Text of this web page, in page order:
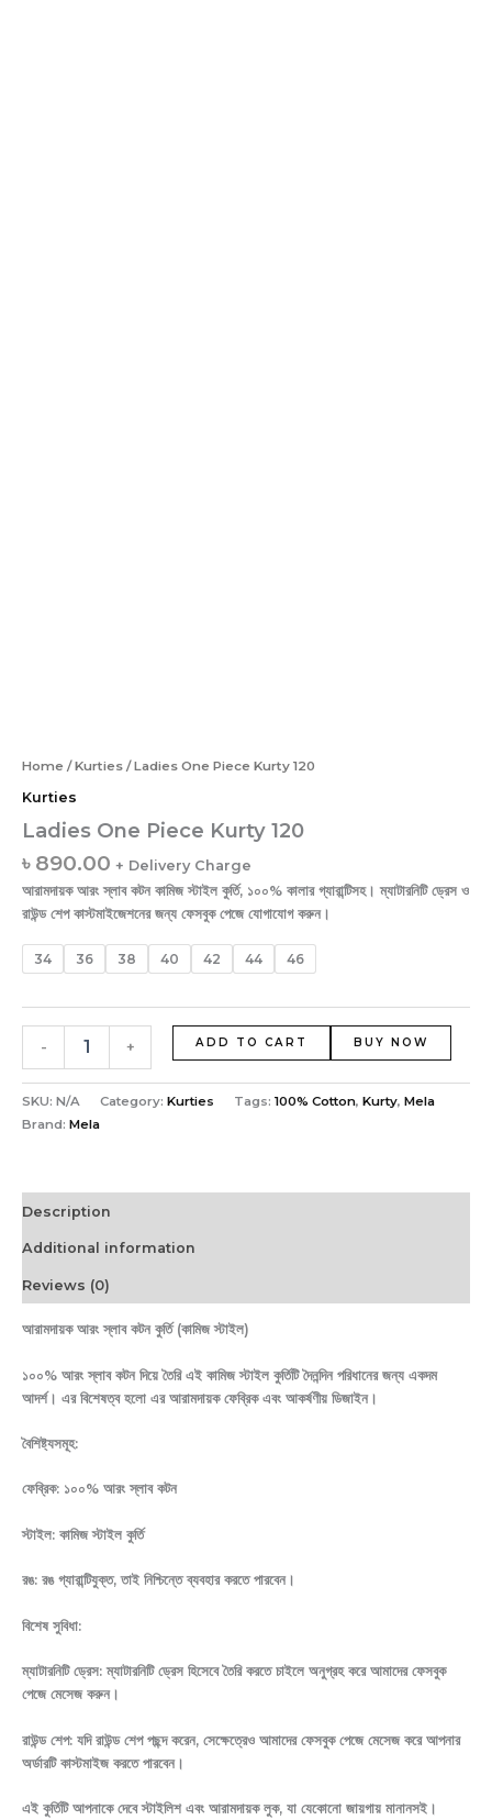
Home /Kurties / Ladies One Piece Kurty 120
Kurties
Ladies One Piece Kurty 120
৳ 890.00 + Delivery Charge
আরামদায়ক আরং স্লাব কটন কামিজ স্টাইল কুর্তি, ১০০% কালার গ্যারান্টিসহ। ম্যাটারনিটি ড্রেস ও
রাউন্ড শেপ কাস্টমাইজেশনের জন্য ফেসবুক পেজে যোগাযোগ করুন।
34 36 38 40 42 44 46
- + ADD TO CART BUY NOW
SKU: N/A Category: Kurties Tags: 100% Cotton, Kurty, Mela
Brand: Mela
Description
Additional information
Reviews (0)
আরামদায়ক আরং স্লাব কটন কুর্তি (কামিজ স্টাইল)
১০০% আরং স্লাব কটন দিয়ে তৈরি এই কামিজ স্টাইল কুর্তিটি দৈনন্দিন পরিধানের জন্য একদম
আদর্শ। এর বিশেষত্ব হলো এর আরামদায়ক ফেব্রিক এবং আকর্ষণীয় ডিজাইন।
বৈশিষ্ট্যসমূহ:
ফেব্রিক: ১০০% আরং স্লাব কটন
স্টাইল: কামিজ স্টাইল কুর্তি
রঙ: রঙ গ্যারান্টিযুক্ত, তাই নিশ্চিন্তে ব্যবহার করতে পারবেন।
বিশেষ সুবিধা:
ম্যাটারনিটি ড্রেস: ম্যাটারনিটি ড্রেস হিসেবে তৈরি করতে চাইলে অনুগ্রহ করে আমাদের ফেসবুক
পেজে মেসেজ করুন।
রাউন্ড শেপ: যদি রাউন্ড শেপ পছন্দ করেন, সেক্ষেত্রেও আমাদের ফেসবুক পেজে মেসেজ করে আপনার
অর্ডারটি কাস্টমাইজ করতে পারবেন।
এই কুর্তিটি আপনাকে দেবে স্টাইলিশ এবং আরামদায়ক লুক, যা যেকোনো জায়গায় মানানসই।